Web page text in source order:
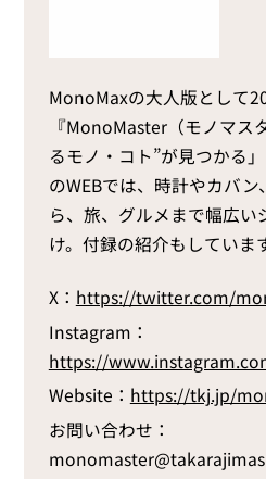
MonoMaxの大人版として
『MonoMaster（モノマス
るモノ・コト”が見つかる
のWEBでは、時計やカバ
ら、旅、グルメまで幅広い
け。付録の紹介もしていま
X： https://twitter.com/
Instagram：
https://
Website： https://tkj.jp/
お問い合わせ：